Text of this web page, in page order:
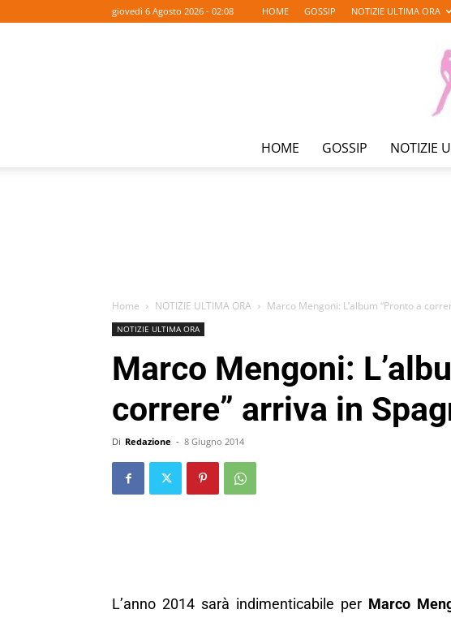
giovedì 6 Agosto 2026 - 02:08 HOME GOSSIP NOTIZIE ULTIMA ORA
HOME GOSSIP NOTIZIE
Home NOTIZIE ULTIMA ORA Marco Mengoni: L’album “Pronto a
NOTIZIE ULTIMA ORA
Marco Mengoni:
correre” arriva in
Di Redazione - 8 Giugno 2014
L’anno 2014 sarà indimenticabile per Marco